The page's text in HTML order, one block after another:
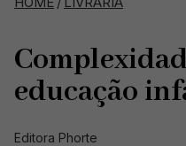
educação
Editora Phorte